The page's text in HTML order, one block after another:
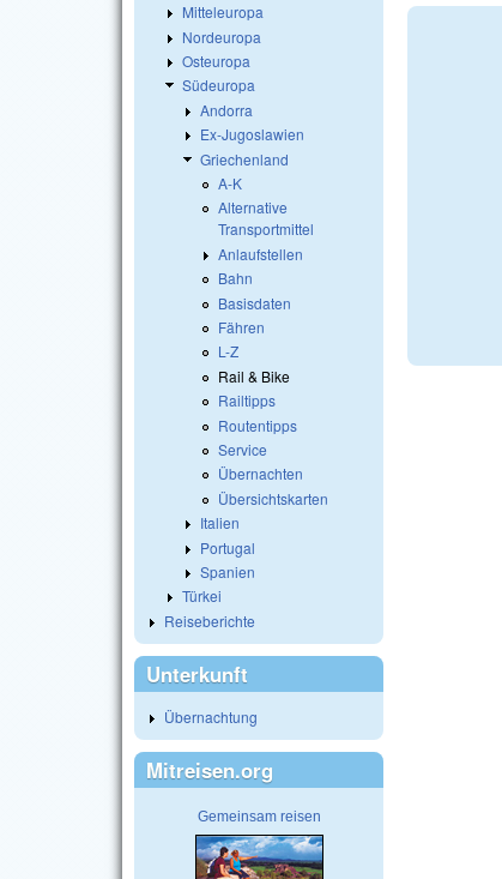
Mitteleuropa
Nordeuropa
Osteuropa
Südeuropa
Andorra
Ex-Jugoslawien
Griechenland
A-K
Alternative
Transportmittel
Anlaufstellen
Bahn
Basisdaten
Fähren
L-Z
Rail & Bike
Railtipps
Routentipps
Service
Übernachten
Übersichtskarten
Italien
Portugal
Spanien
Türkei
Reiseberichte
Unterkunft
Übernachtung
Mitreisen.org
Gemeinsam reisen